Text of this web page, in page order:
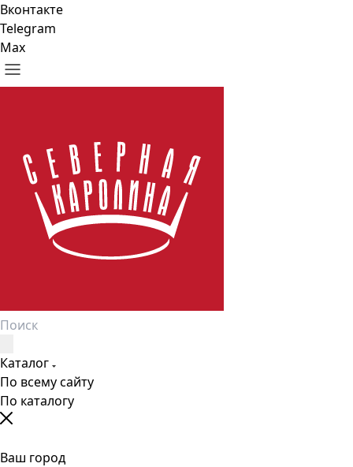
Вконтакте
Telegram
Max
Каталог
По всему сайту
По каталогу
Ваш город